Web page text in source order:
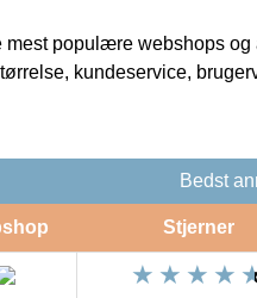
populære webshops
kundeservice,
Bedst
Stjerner